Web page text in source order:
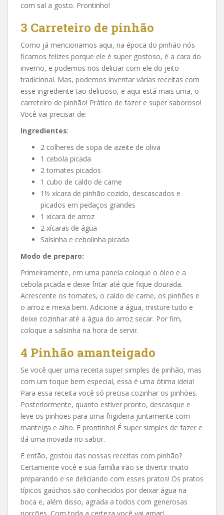
com sal a gosto. Prontinho!
3 Carreteiro de pinhão
Como já mencionamos aqui, na época do pinhão nós
ficamos felizes porque ele é super gostoso, é a cara do
inverno, e podemos nos deliciar com ele do jeito
tradicional. Mas, podemos inventar várias receitas com
esse ingrediente tão delicioso, e aqui está mais uma, o
carreteiro de pinhão! Prático de fazer e super saboroso!
Você vai precisar de:
Ingredientes:
2 colheres de sopa de azeite de oliva
1 cebola picada
2 tomates picados
1 cubo de caldo de carne
1½ xícara de pinhão cozido, descascados e
picados em pedaços grandes
1 xícara de arroz
2 xícaras de água
Salsinha e cebolinha picada
Modo de preparo:
Primeiramente, em uma panela coloque o óleo e a
cebola picada e deixe fritar até que fique dourada.
Acrescente os tomates, o caldo de carne, os pinhões e
o arroz e mexa bem. Adicione a água, misture tudo e
deixe cozinhar até a água do arroz secar. Por fim,
coloque a salsinha na hora de servir.
4 Pinhão amanteigado
Se você quer uma receita super simples de pinhão, mas
com um toque bem especial, essa é uma ótima ideia!
Para essa receita você só precisa cozinhar os pinhões.
Posteriormente, quanto estiver pronto, descasque e
leve os pinhões para uma frigideira juntamente com
manteiga e alho. E prontinho! É super simples de fazer e
dá uma inovada no sabor.
E então, gostou das nossas receitas com pinhão?
Certamente você e sua família irão se divertir muito
preparando e se deliciando com esses pratos! Os pratos
típicos gaúchos são conhecidos por deixar água na
boca e, além disso, agrada a todos com generosas